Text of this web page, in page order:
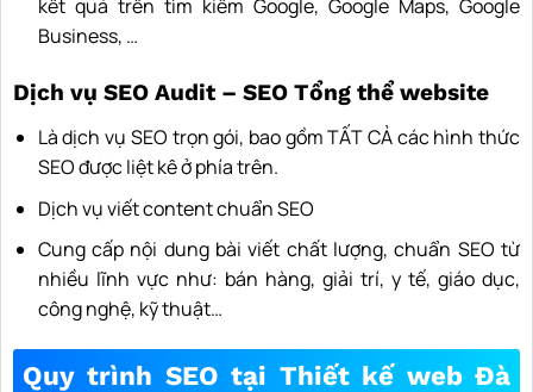
kết quả trên tìm kiếm Google, Google Maps, Google
Business, …
Dịch vụ SEO Audit – SEO Tổng thể website
Là dịch vụ SEO trọn gói, bao gồm TẤT CẢ các hình thức
SEO được liệt kê ở phía trên.
Dịch vụ viết content chuẩn SEO
Cung cấp nội dung bài viết chất lượng, chuẩn SEO từ
nhiều lĩnh vực như: bán hàng, giải trí, y tế, giáo dục,
công nghệ, kỹ thuật…
Quy trình SEO tại Thiết kế web Đà